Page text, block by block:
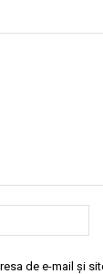
de e-mail și